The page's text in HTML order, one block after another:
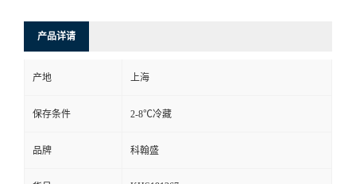
产品详请
产地 上海
保存条件 2-8℃冷藏
品牌 科翰盛